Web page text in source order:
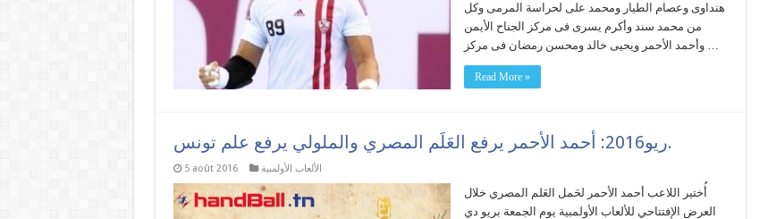
هنداوى وعصام الطيار ومحمد على لحراسة المرمى وكل
من محمد سند وأكرم يسرى فى مركز الجناح الأيمن
وأحمد الأحمر ويحيى خالد ومحسن رمضان فى مركز …
Read More »
ريو2016: أحمد الأحمر يرفع العَلَم المصري والملولي يرفع علم تونس.
5 août 2016 الألعاب الأولمبية
أُختير اللاعب أحمد الأحمر لحَمل العَلم المصري خلال
العرض الإفتتاحي للألعاب الأولمبية يوم الجمعة بريو دي